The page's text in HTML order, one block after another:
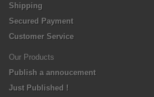
Shipping
Secured Payment
Customer Service
Our Products
Publish a annoucement
Just Published !